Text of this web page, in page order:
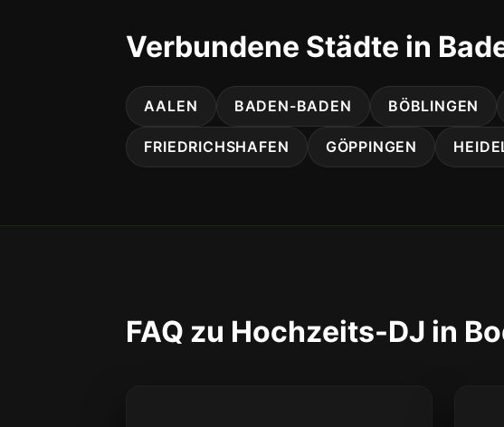
Verbundene Städte in
AALEN BADEN-BADEN BÖBLINGEN
FRIEDRICHSHAFEN GÖPPINGEN
FAQ zu Hochzeits-DJ in